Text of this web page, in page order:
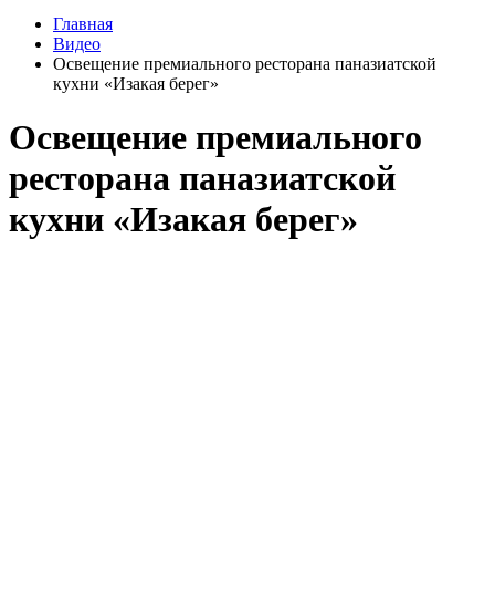
Главная
Видео
Освещение премиального ресторана паназиатской
кухни «Изакая берег»
Освещение премиального
ресторана паназиатской
кухни «Изакая берег»